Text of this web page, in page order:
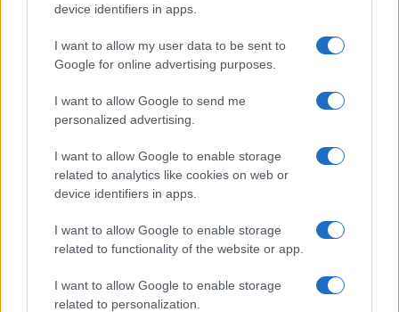
device identifiers in apps.
I want to allow my user data to be sent to
Google for online advertising purposes.
I want to allow Google to send me
personalized advertising.
I want to allow Google to enable storage
related to analytics like cookies on web or
device identifiers in apps.
I want to allow Google to enable storage
related to functionality of the website or app.
I want to allow Google to enable storage
related to personalization.
Petrolio in calo: Brent a 91,82$, ribassi a due cifre per greggio
Andrea Innocenti · 5 Ago 2026
QUOTAZIONI CRYPTO
Gold (Terra
(PAXG)
$4,187.30